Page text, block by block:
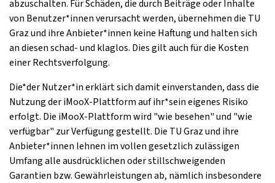
abzuschalten. Für Schäden, die durch Beiträge oder Inhalte
von Benutzer*innen verursacht werden, übernehmen die TU
Graz und ihre Anbieter*innen keine Haftung und halten sich
an diesen schad- und klaglos. Dies gilt auch für die Kosten
einer Rechtsverfolgung.
Die*der Nutzer*in erklärt sich damit einverstanden, dass die
Nutzung der iMooX-Plattform auf ihr*sein eigenes Risiko
erfolgt. Die iMooX-Plattform wird "wie besehen" und "wie
verfügbar" zur Verfügung gestellt. Die TU Graz und ihre
Anbieter*innen lehnen im vollen gesetzlich zulässigen
Umfang alle ausdrücklichen oder stillschweigenden
Garantien bzw. Gewährleistungen ab, nämlich insbesondere